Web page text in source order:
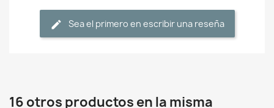
Sea el primero en escribir una reseña
16 otros productos en la misma